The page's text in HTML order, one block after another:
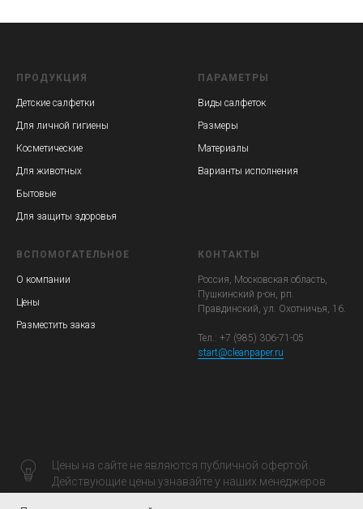
ПРОДУКЦИЯ
Детские салфетки
Для личной гигиены
Косметические
Для животных
Бытовые
Для защиты здоровья
ПАРАМЕТРЫ
Виды салфеток
Размеры
Материалы
Варианты исполнения
ВСПОМОГАТЕЛЬНОЕ
О компании
Цены
Разместить заказ
КОНТАКТЫ
Россия, Московская область,
Пушкинский р-он, рп.
Правдинский, ул. Охотничья, 16.
Тел.: +7 (985) 306-71-05
start@cleanpaper.ru
Цены на сайте не являются публичной офертой.
Действующие цены узнавайте у наших менеджеров